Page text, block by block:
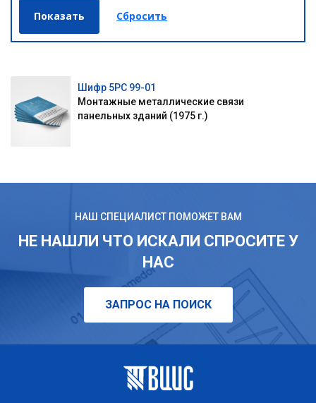
Шифр 5РС 99-01
Монтажные металлические связи
панельных зданий (1975 г.)
НАШ СПЕЦИАЛИСТ ПОМОЖЕТ ВАМ
НЕ НАШЛИ ЧТО ИСКАЛИ СПРОСИТЕ У
НАС
ЗАПРОС НА ПОИСК